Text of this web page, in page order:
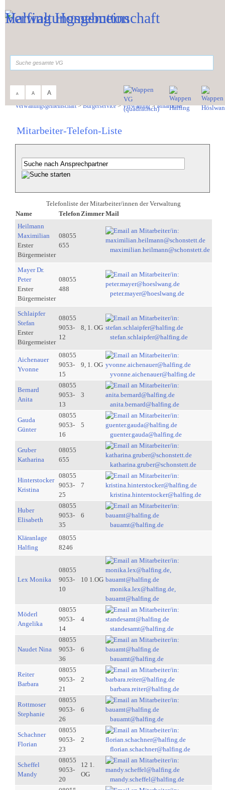
A A A
Verwaltungsgemeinschaft>Bürgerservice>Verwaltung>Mitarbeiter
Mitarbeiter-Telefon-Liste
Telefonliste der Mitarbeiter/innen der Verwaltung
Name
Telefon ZimmerMail
Heilmann
Maximilian
Erster
Bürgermeister
08055
655
maximilian.heilmann@schonstett.de
Mayer Dr.
Peter
Erster
Bürgermeister
08055
488
peter.mayer@hoeslwang.de
Schlaipfer
Stefan
Erster
Bürgermeister
08055
9053-
12
8, 1. OG
stefan.schlaipfer@halfing.de
Aichenauer
Yvonne
08055
9053-
15
9, 1. OG
yvonne.aichenauer@halfing.de
Bernard
Anita
08055
9053-
13
3
anita.bernard@halfing.de
Gauda
Günter
08055
9053-
16
5
guenter.gauda@halfing.de
Gruber
Katharina
08055
655
katharina.gruber@schonstett.de
Hinterstocker
Kristina
08055
9053-
25
7
kristina.hinterstocker@halfing.de
Huber
Elisabeth
08055
9053-
35
6
bauamt@halfing.de
Kläranlage
Halfing
08055
8246
Lex Monika
08055
9053-
10
10 1.OG
monika.lex@halfing.de,
bauamt@halfing.de
Möderl
Angelika
08055
9053-
14
4
standesamt@halfing.de
Naudet Nina
08055
9053-
36
6
bauamt@halfing.de
Reiter
Barbara
08055
9053-
21
2
barbara.reiter@halfing.de
Rottmoser
Stephanie
08055
9053-
26
6
bauamt@halfing.de
Schachner
Florian
08055
9053-
23
2
florian.schachner@halfing.de
Scheffel
Mandy
08055
9053-
20
12 1.
OG
mandy.scheffel@halfing.de